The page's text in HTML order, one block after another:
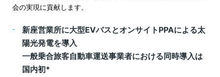
会の実現に貢献します。
新座営業所に大型EVバスとオンサイトPPAによる太
陽光発電を導入
一般乗合旅客自動車運送事業者における同時導入は
国内初*